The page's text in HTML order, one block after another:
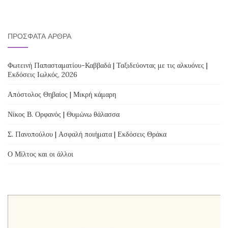
ΠΡΌΣΦΑΤΑ ΆΡΘΡΑ
Φωτεινή Παπασταματίου-Καββαδά | Ταξιδεύοντας με τις αλκυόνες |
Εκδόσεις Ιωλκός, 2026
Απόστολος Θηβαίος | Μικρή κάμαρη
Νίκος Β. Ορφανός | Θυμώνω θάλασσα
Σ. Πανοπούλου | Ασφαλή ποιήματα | Εκδόσεις Θράκα
Ο Μίλτος και οι άλλοι